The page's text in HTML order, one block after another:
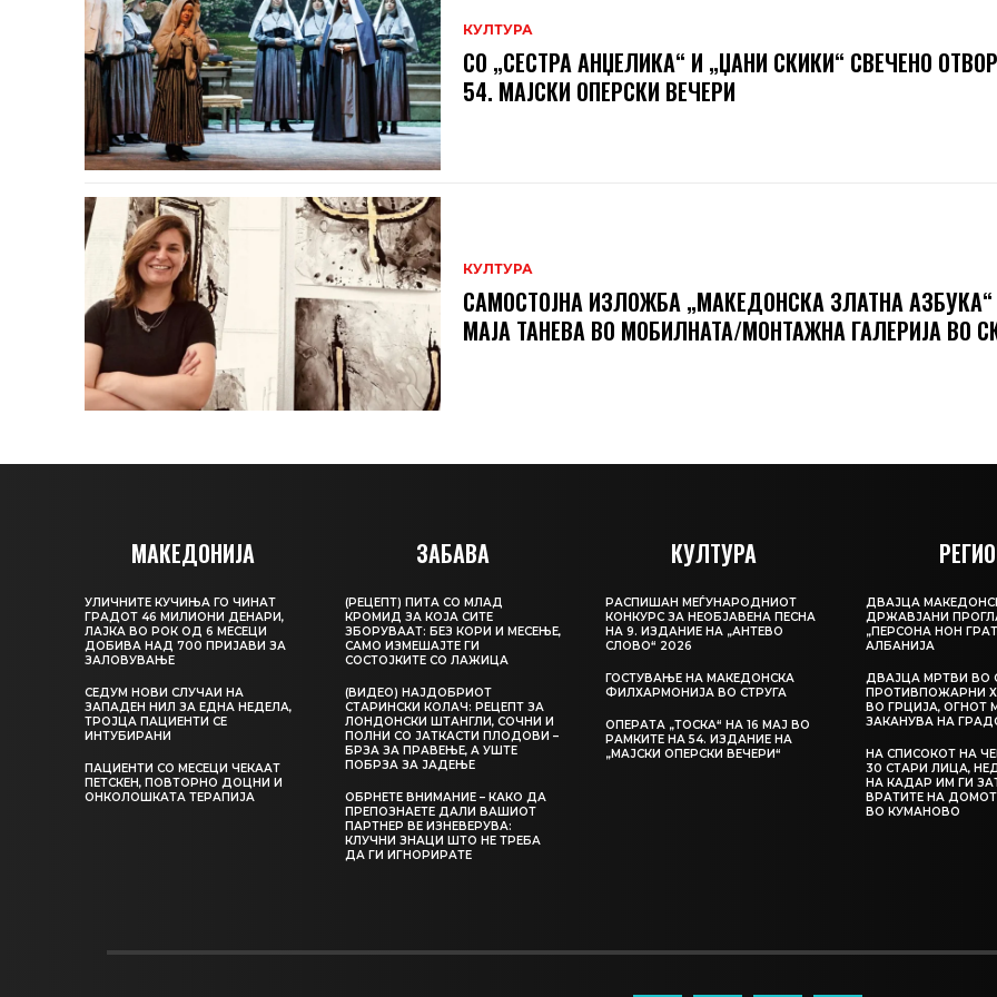
КУЛТУРА
СО „СЕСТРА АНЏЕЛИКА“ И „ЏАНИ СКИКИ“ СВЕЧЕНО
54. МАЈСКИ ОПЕРСКИ ВЕЧЕРИ
КУЛТУРА
САМОСТОЈНА ИЗЛОЖБА „МАКЕДОНСКА ЗЛАТНА
МAЈА ТАНЕВА ВО МОБИЛНАТА/МОНТАЖНА ГАЛЕРИЈА ВО
МАКЕДОНИЈА
УЛИЧНИТЕ КУЧИЊА ГО ЧИНАТ
ГРАДОТ 46 МИЛИОНИ ДЕНАРИ,
ЛАЈКА ВО РОК ОД 6 МЕСЕЦИ
ДОБИВА НАД 700 ПРИЈАВИ ЗА
ЗАЛОВУВАЊЕ
СЕДУМ НОВИ СЛУЧАИ НА
ЗАПАДЕН НИЛ ЗА ЕДНА НЕДЕЛА,
ТРОЈЦА ПАЦИЕНТИ СЕ
ИНТУБИРАНИ
ПАЦИЕНТИ СО МЕСЕЦИ ЧЕКААТ
ПЕТСКЕН, ПОВТОРНО ДОЦНИ И
ОНКОЛОШКАТА ТЕРАПИЈА
ЗАБАВА
(РЕЦЕПТ) ПИТА СО МЛАД
КРОМИД ЗА КОЈА СИТЕ
ЗБОРУВААТ: БЕЗ КОРИ И МЕСЕЊЕ,
САМО ИЗМЕШАЈТЕ ГИ
СОСТОЈКИТЕ СО ЛАЖИЦА
(ВИДЕО) НАЈДОБРИОТ
СТАРИНСКИ КОЛАЧ: РЕЦЕПТ ЗА
ЛОНДОНСКИ ШТАНГЛИ, СОЧНИ И
ПОЛНИ СО ЈАТКАСТИ ПЛОДОВИ –
БРЗА ЗА ПРАВЕЊЕ, А УШТЕ
ПОБРЗА ЗА ЈАДЕЊЕ
ОБРНЕТЕ ВНИМАНИЕ – КАКО ДА
ПРЕПОЗНАЕТЕ ДАЛИ ВАШИОТ
ПАРТНЕР ВЕ ИЗНЕВЕРУВА:
КЛУЧНИ ЗНАЦИ ШТО НЕ ТРЕБА
ДА ГИ ИГНОРИРАТЕ
КУЛТУРА
РАСПИШАН МЕЃУНАРОДНИОТ
КОНКУРС ЗА НЕОБЈАВЕНА ПЕСНА
НА 9. ИЗДАНИЕ НА „АНТЕВО
СЛОВО“ 2026
ГОСТУВАЊЕ НА МАКЕДОНСКА
ФИЛХАРМОНИЈА ВО СТРУГА
ОПЕРАТА „ТОСКА“ НА 16 МАЈ ВО
РАМКИТЕ НА 54. ИЗДАНИЕ НА
„МАЈСКИ ОПЕРСКИ ВЕЧЕРИ“
ДВАЈЦА
ДРЖАВЈАНИ
„ПЕРСОНА НОН
АЛБАНИЈА
ДВАЈЦА МРТВИ ВО
ПРОТИВПОЖАРНИ
ВО ГРЦИЈА, ОГНОТ
ЗАКАНУВА НА
НА СПИСОКОТ НА
30 СТАРИ ЛИЦА,
НА КАДАР ИМ ГИ
ВРАТИТЕ НА ДОМОТ
ВО КУМАНОВО